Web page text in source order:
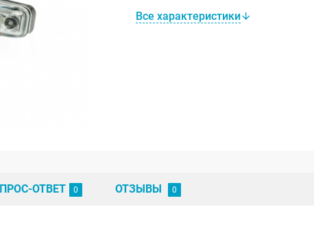
Все характеристики
ОТВЕТ ОТЗЫВЫ